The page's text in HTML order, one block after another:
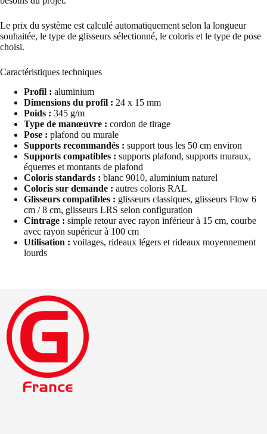
Le prix du système est calculé automatiquement selon la longueur
souhaitée, le type de glisseurs sélectionné, le coloris et le type de pose
choisi.
Caractéristiques techniques
Profil : aluminium
Dimensions du profil : 24 x 15 mm
Poids : 345 g/m
Type de manœuvre : cordon de tirage
Pose : plafond ou murale
Supports recommandés : support tous les 50 cm environ
Supports compatibles : supports plafond, supports muraux,
équerres et montants de plafond
Coloris standards : blanc 9010, aluminium naturel
Coloris sur demande : autres coloris RAL
Glisseurs compatibles : glisseurs classiques, glisseurs Flow 6
cm / 8 cm, glisseurs LRS selon configuration
Cintrage : simple retour avec rayon inférieur à 15 cm, courbe
avec rayon supérieur à 100 cm
Utilisation : voilages, rideaux légers et rideaux moyennement
lourds